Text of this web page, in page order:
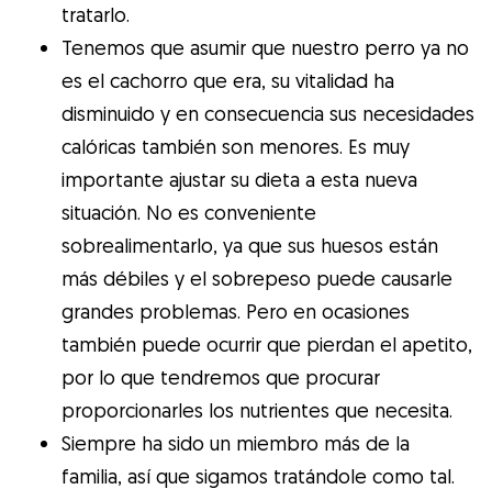
tratarlo.
Tenemos que asumir que nuestro perro ya no
es el cachorro que era, su vitalidad ha
disminuido y en consecuencia sus necesidades
calóricas también son menores. Es muy
importante ajustar su dieta a esta nueva
situación. No es conveniente
sobrealimentarlo, ya que sus huesos están
más débiles y el sobrepeso puede causarle
grandes problemas. Pero en ocasiones
también puede ocurrir que pierdan el apetito,
por lo que tendremos que procurar
proporcionarles los nutrientes que necesita.
Siempre ha sido un miembro más de la
familia, así que sigamos tratándole como tal.